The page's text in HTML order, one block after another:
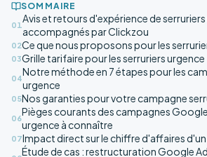
SOMMAIRE
01
Avis et retours d'expérience de
accompagnés par Clickzou
02Ce que nous proposons pour les
03Grille tarifaire pour les serruriers urgence
04
Notre méthode en 7 étapes pour les
urgence
05Nos garanties pour votre campagne
06
Pièges courants des campagnes
urgence à connaître
07Impact direct sur le chiffre d'affaires
Étude de cas : restructuration Google